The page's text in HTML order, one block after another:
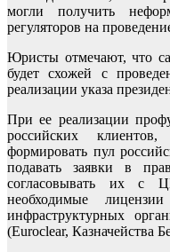
могли получить
регуляторов на
Юристы отмечают, что
будет схожей с
реализации указа
При ее реализации
российских
формировать пул
подавать заявки в
согласовывать их с
необходимые
инфраструктурных
(Euroclear, Казначейства